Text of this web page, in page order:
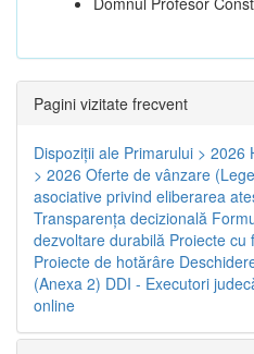
Pagini vizitate frecvent
Dispoziţii ale Primarului > 2026
> 2026 Oferte de vânzare
asociative privind eliberarea
Transparenţa decizională
dezvoltare durabilă Proiecte cu
Proiecte de hotărâre
(Anexa 2) DDI - Executori
online